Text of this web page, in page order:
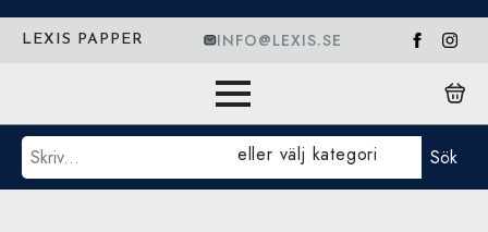
LEXIS PAPPER INFO@LEXIS.SE
Sök eller välj kategori Sök